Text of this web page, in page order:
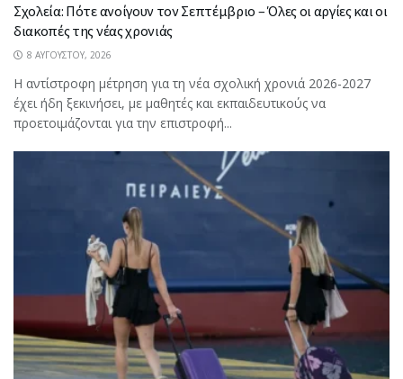
Σχολεία: Πότε ανοίγουν τον Σεπτέμβριο – Όλες οι αργίες και οι
διακοπές της νέας χρονιάς
8 ΑΥΓΟΎΣΤΟΥ, 2026
Η αντίστροφη μέτρηση για τη νέα σχολική χρονιά 2026-2027
έχει ήδη ξεκινήσει, με μαθητές και εκπαιδευτικούς να
προετοιμάζονται για την επιστροφή...